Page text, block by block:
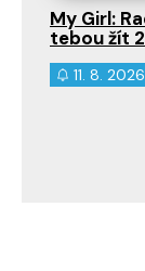
My Girl:
tebou žít 2
11. 8. 2026